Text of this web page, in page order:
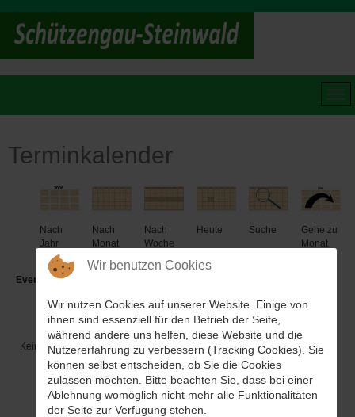
Terminkalender
Nach
Jahr
Nach
Monat
Nach
Woche
Heute Suche
Gehe zu
Monat
Events für
Montag, 02. Oktober 2023
Keine Termine
Wir benutzen Cookies
Wir nutzen Cookies auf unserer Website. Einige von
ihnen sind essenziell für den Betrieb der Seite,
während andere uns helfen, diese Website und die
Nutzererfahrung zu verbessern (Tracking Cookies). Sie
können selbst entscheiden, ob Sie die Cookies
zulassen möchten. Bitte beachten Sie, dass bei einer
Ablehnung womöglich nicht mehr alle Funktionalitäten
der Seite zur Verfügung stehen.